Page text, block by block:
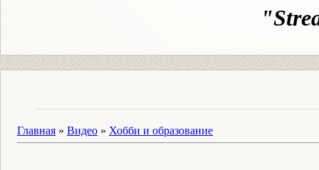
Главная » Видео » Хобби и образование